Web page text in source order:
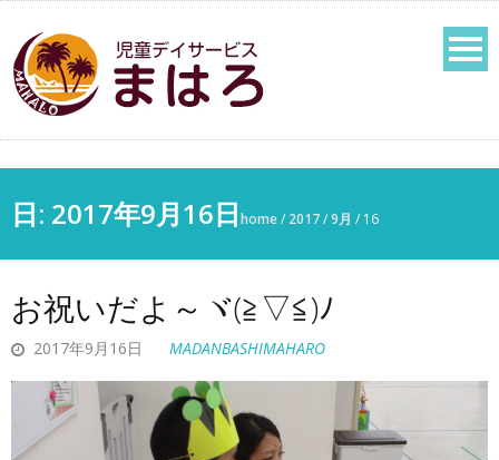
日: 2017年9月16日home/ 2017/9月 / 16
お祝いだよ～ヾ(≧▽≦)ﾉ
2017年9月16日 MADANBASHIMAHARO